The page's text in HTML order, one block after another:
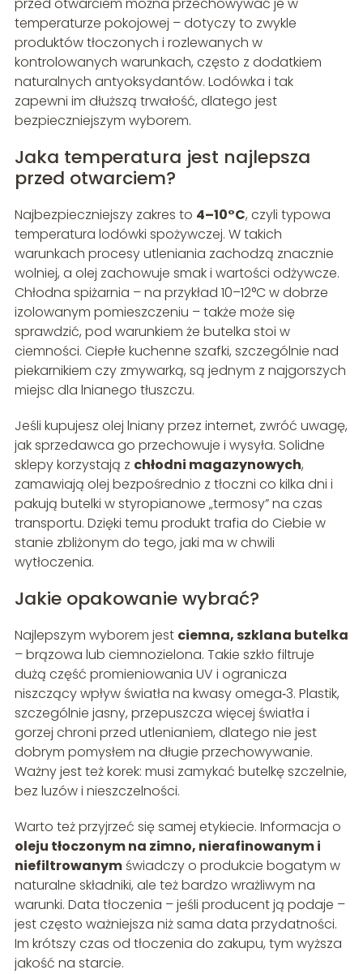
przed otwarciem można przechowywać je w
temperaturze pokojowej – dotyczy to zwykle
produktów tłoczonych i rozlewanych w
kontrolowanych warunkach, często z dodatkiem
naturalnych antyoksydantów. Lodówka i tak
zapewni im dłuższą trwałość, dlatego jest
bezpieczniejszym wyborem.
Jaka temperatura jest najlepsza
przed otwarciem?
Najbezpieczniejszy zakres to 4–10°C, czyli typowa
temperatura lodówki spożywczej. W takich
warunkach procesy utleniania zachodzą znacznie
wolniej, a olej zachowuje smak i wartości odżywcze.
Chłodna spiżarnia – na przykład 10–12°C w dobrze
izolowanym pomieszczeniu – także może się
sprawdzić, pod warunkiem że butelka stoi w
ciemności. Ciepłe kuchenne szafki, szczególnie nad
piekarnikiem czy zmywarką, są jednym z najgorszych
miejsc dla lnianego tłuszczu.
Jeśli kupujesz olej lniany przez internet, zwróć uwagę,
jak sprzedawca go przechowuje i wysyła. Solidne
sklepy korzystają z chłodni magazynowych,
zamawiają olej bezpośrednio z tłoczni co kilka dni i
pakują butelki w styropianowe „termosy” na czas
transportu. Dzięki temu produkt trafia do Ciebie w
stanie zbliżonym do tego, jaki ma w chwili
wytłoczenia.
Jakie opakowanie wybrać?
Najlepszym wyborem jest ciemna, szklana butelka
– brązowa lub ciemnozielona. Takie szkło filtruje
dużą część promieniowania UV i ogranicza
niszczący wpływ światła na kwasy omega‑3. Plastik,
szczególnie jasny, przepuszcza więcej światła i
gorzej chroni przed utlenianiem, dlatego nie jest
dobrym pomysłem na długie przechowywanie.
Ważny jest też korek: musi zamykać butelkę szczelnie,
bez luzów i nieszczelności.
Warto też przyjrzeć się samej etykiecie. Informacja o
oleju tłoczonym na zimno, nierafinowanym i
niefiltrowanymświadczy o produkcie bogatym w
naturalne składniki, ale też bardzo wrażliwym na
warunki. Data tłoczenia – jeśli producent ją podaje –
jest często ważniejsza niż sama data przydatności.
Im krótszy czas od tłoczenia do zakupu, tym wyższa
jakość na starcie.